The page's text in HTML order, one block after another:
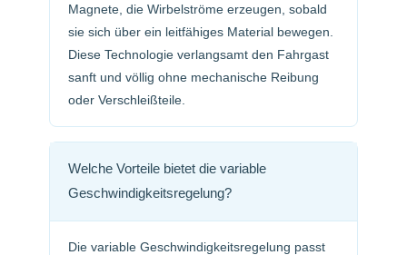
Magnete, die Wirbelströme erzeugen, sobald
sie sich über ein leitfähiges Material bewegen.
Diese Technologie verlangsamt den Fahrgast
sanft und völlig ohne mechanische Reibung
oder Verschleißteile.
Welche Vorteile bietet die variable
Geschwindigkeitsregelung?
Die variable Geschwindigkeitsregelung passt